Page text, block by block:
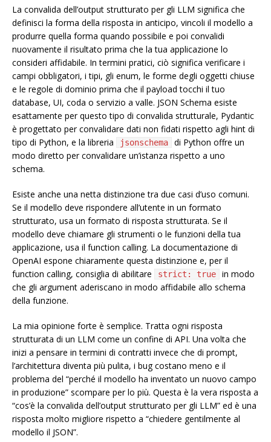
La convalida dell’output strutturato per gli LLM significa che
definisci la forma della risposta in anticipo, vincoli il modello a
produrre quella forma quando possibile e poi convalidi
nuovamente il risultato prima che la tua applicazione lo
consideri affidabile. In termini pratici, ciò significa verificare i
campi obbligatori, i tipi, gli enum, le forme degli oggetti chiuse
e le regole di dominio prima che il payload tocchi il tuo
database, UI, coda o servizio a valle. JSON Schema esiste
esattamente per questo tipo di convalida strutturale, Pydantic
è progettato per convalidare dati non fidati rispetto agli hint di
tipo di Python, e la libreria
jsonschema
di Python offre un
modo diretto per convalidare un’istanza rispetto a uno
schema.
Esiste anche una netta distinzione tra due casi d’uso comuni.
Se il modello deve rispondere all’utente in un formato
strutturato, usa un formato di risposta strutturata. Se il
modello deve chiamare gli strumenti o le funzioni della tua
applicazione, usa il function calling. La documentazione di
OpenAI espone chiaramente questa distinzione e, per il
function calling, consiglia di abilitare
strict: true
in modo
che gli argument aderiscano in modo affidabile allo schema
della funzione.
La mia opinione forte è semplice. Tratta ogni risposta
strutturata di un LLM come un confine di API. Una volta che
inizi a pensare in termini di contratti invece che di prompt,
l’architettura diventa più pulita, i bug costano meno e il
problema del “perché il modello ha inventato un nuovo campo
in produzione” scompare per lo più. Questa è la vera risposta a
“cos’è la convalida dell’output strutturato per gli LLM” ed è una
risposta molto migliore rispetto a “chiedere gentilmente al
modello il JSON”.